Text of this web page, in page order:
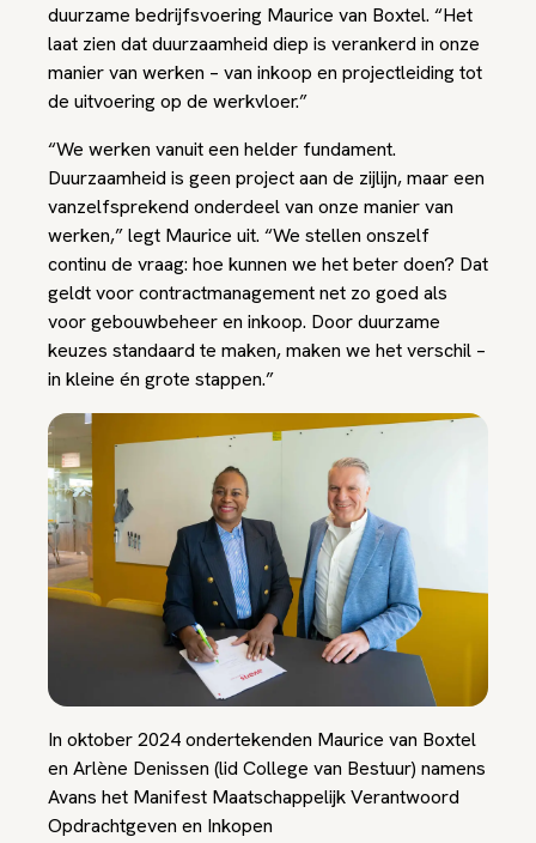
duurzame bedrijfsvoering Maurice van Boxtel. “Het
laat zien dat duurzaamheid diep is verankerd in onze
manier van werken – van inkoop en projectleiding tot
de uitvoering op de werkvloer.”
“We werken vanuit een helder fundament.
Duurzaamheid is geen project aan de zijlijn, maar een
vanzelfsprekend onderdeel van onze manier van
werken,” legt Maurice uit. “We stellen onszelf
continu de vraag: hoe kunnen we het beter doen? Dat
geldt voor contractmanagement net zo goed als
voor gebouwbeheer en inkoop. Door duurzame
keuzes standaard te maken, maken we het verschil –
in kleine én grote stappen.”
In oktober 2024 ondertekenden Maurice van Boxtel
en Arlène Denissen (lid College van Bestuur) namens
Avans het Manifest Maatschappelijk Verantwoord
Opdrachtgeven en Inkopen